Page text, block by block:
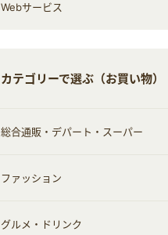
車情報・カーシェア・レンタル
ゲーム・趣味
すべて見る
Webサービス
カテゴリーで選ぶ（お買い物）
総合通販・デパート・スーパー
すべて見る
総合通販
ファッション
すべて見る
グルメ・ドリンク